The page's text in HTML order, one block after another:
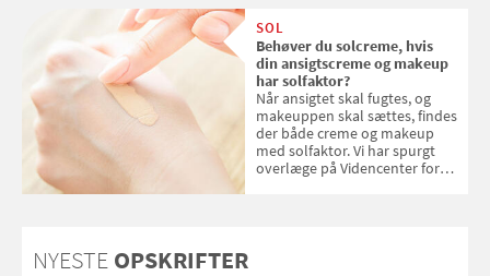
SOL
Behøver du solcreme, hvis
din ansigtscreme og makeup
har solfaktor?
Når ansigtet skal fugtes, og
makeuppen skal sættes, findes
der både creme og makeup
med solfaktor. Vi har spurgt
overlæge på Videncenter for
NYESTE OPSKRIFTER